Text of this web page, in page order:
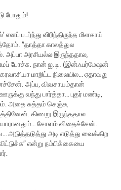
போதும்!
படர்ந்து விரிந்திருந்த மிளகாய்
”தாத்தா காலத்துல
அப்பா அரசியல்ல இருந்ததால,
போச்சு. நான் ஐ.டி. (இன்ஃபர்மேஷன்
மாறிட்ட நிலையில… ஏதாவது
அப்ப, விவசாயம்தான்
வந்து பார்த்தா… புதர் மண்டி,
அதை சுத்தம் செஞ்சு,
கிணறு இருந்ததால
சோளம் விதைச்சேன்.
அடுத்தடுத்து அடி எடுத்து வைக்கிற
என்று நம்பிக்கையை